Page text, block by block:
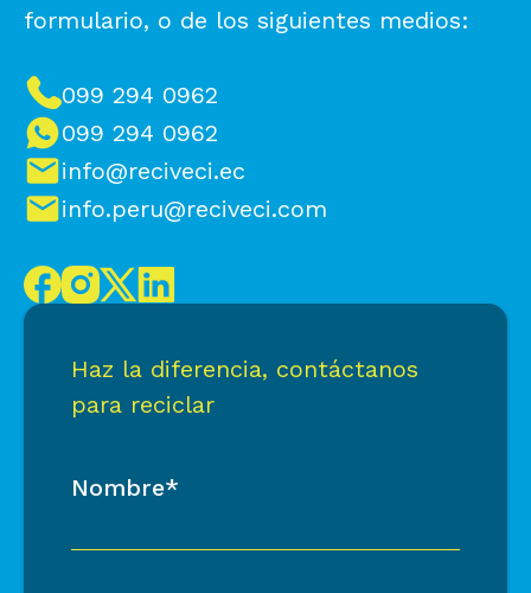
formulario, o de los siguientes medios:
099 294 0962
099 294 0962
info@reciveci.ec
info.peru@reciveci.com
Haz la diferencia, contáctanos
para reciclar
Nombre*